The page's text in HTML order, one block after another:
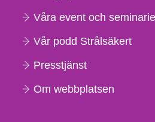
Våra event och
Vår podd Strålsäkert
Presstjänst
Om webbplatsen